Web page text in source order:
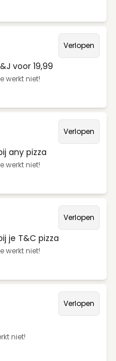
Verlopen
voor 19,99
werkt niet!
Verlopen
any pizza
werkt niet!
Verlopen
je T&C pizza
werkt niet!
Verlopen
niet!